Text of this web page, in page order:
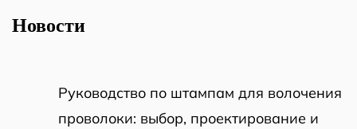
Новости
Руководство по штампам для волочения
проволоки: выбор, проектирование и